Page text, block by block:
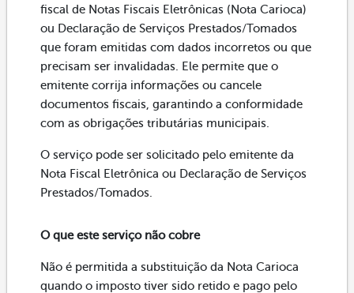
fiscal de Notas Fiscais Eletrônicas (Nota Carioca)
ou Declaração de Serviços Prestados/Tomados
que foram emitidas com dados incorretos ou que
precisam ser invalidadas. Ele permite que o
emitente corrija informações ou cancele
documentos fiscais, garantindo a conformidade
com as obrigações tributárias municipais.
O serviço pode ser solicitado pelo emitente da
Nota Fiscal Eletrônica ou Declaração de Serviços
Prestados/Tomados.
O que este serviço não cobre
Não é permitida a substituição da Nota Carioca
quando o imposto tiver sido retido e pago pelo